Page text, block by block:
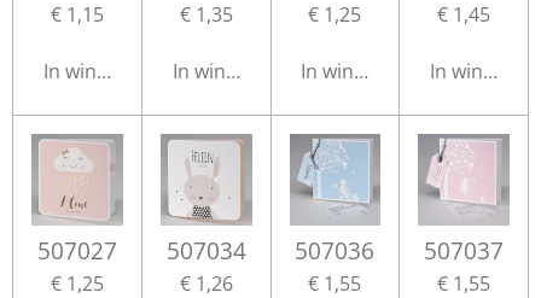
€ 1,15
In winkelwagen
€ 1,35
In winkelwagen
€ 1,25
In winkelwagen
€ 1,45
In
507027
€ 1,25
507034
€ 1,26
507036
€ 1,55
507037
€ 1,55